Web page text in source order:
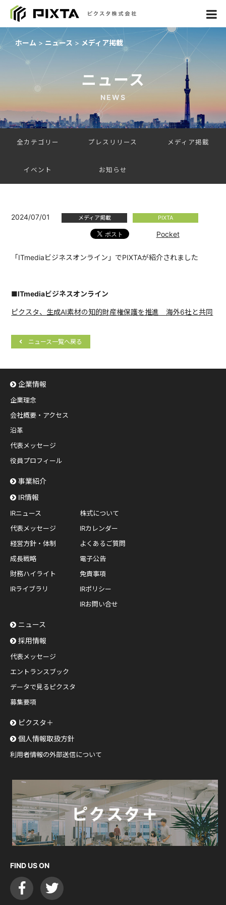
ホーム ニュース メディア掲載
ニュース
NEWS
全カテゴリー プレスリリース メディア掲載
イベント お知らせ
2024/07/01 メディア掲載 PIXTA
Pocket
「ITmediaビジネスオンライン」でPIXTAが紹介されました
■ITmediaビジネスオンライン
ピクスタ、生成AI素材の知的財産権保護を推進 海外6社と共同
ニュース一覧へ戻る
企業情報
企業理念
会社概要・アクセス
沿革
代表メッセージ
役員プロフィール
事業紹介
IR情報
IRニュース
代表メッセージ
経営方針・体制
成長戦略
財務ハイライト
IRライブラリ
株式について
IRカレンダー
よくあるご質問
電子公告
免責事項
IRポリシー
IRお問い合せ
ニュース
採用情報
代表メッセージ
エントランスブック
データで見るピクスタ
募集要項
ピクスタ＋
個人情報取扱方針
利用者情報の外部送信について
FIND US ON